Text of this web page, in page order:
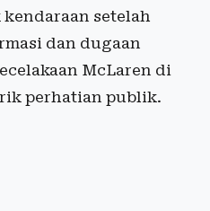
setelah
dan dugaan
McLaren di
perhatian publik.